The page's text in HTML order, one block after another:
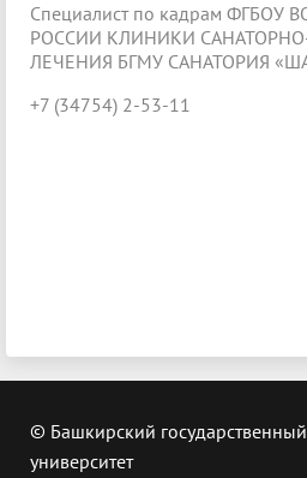
Специалист по кадрам ФГБОУ
РОССИИ КЛИНИКИ
ЛЕЧЕНИЯ БГМУ САНАТОРИЯ
+7 (34754) 2-53-11
© Башкирский
университет